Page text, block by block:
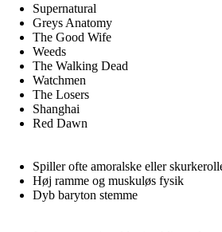
Supernatural
Greys Anatomy
The Good Wife
Weeds
The Walking Dead
Watchmen
The Losers
Shanghai
Red Dawn
Spiller ofte amoralske eller
Høj ramme og muskuløs fysik
Dyb baryton stemme